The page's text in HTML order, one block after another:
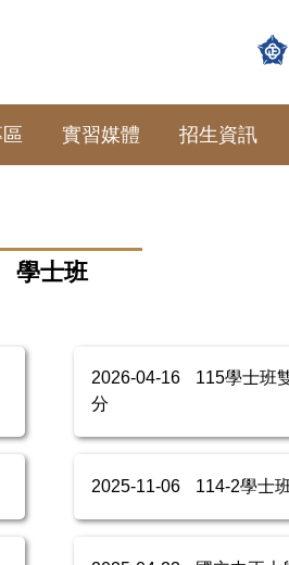
實習媒體 招生資訊
學士班
2026-04-16
115學士班
分
2025-11-06 114-2學士